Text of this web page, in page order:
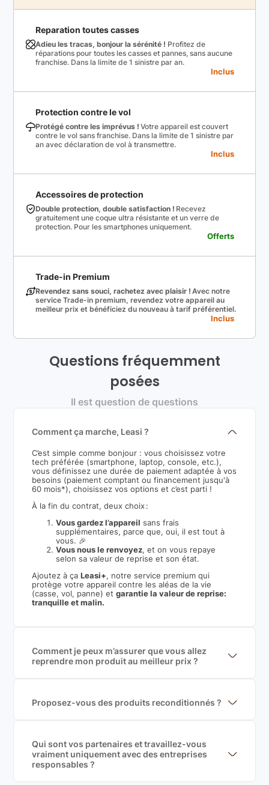
Reparation toutes casses
Adieu les tracas, bonjour la sérénité ! Profitez de
réparations pour toutes les casses et pannes, sans aucune
franchise. Dans la limite de 1 sinistre par an.
Inclus
Protection contre le vol
Protégé contre les imprévus ! Votre appareil est couvert
contre le vol sans franchise. Dans la limite de 1 sinistre par
an avec déclaration de vol à transmettre.
Inclus
Accessoires de protection
Double protection, double satisfaction ! Recevez
gratuitement une coque ultra résistante et un verre de
protection. Pour les smartphones uniquement.
Offerts
Trade-in Premium
Revendez sans souci, rachetez avec plaisir ! Avec notre
service Trade-in premium, revendez votre appareil au
meilleur prix et bénéficiez du nouveau à tarif préférentiel.
Inclus
Questions fréquemment
posées
Il est question de questions
Comment ça marche, Leasi ?
C’est simple comme bonjour : vous choisissez votre
tech préférée (smartphone, laptop, console, etc.),
vous définissez une durée de paiement adaptée à vos
besoins (paiement comptant ou financement jusqu'à
60 mois*), choisissez vos options et c’est parti !
À la fin du contrat, deux choix :
Vous gardez l’appareil sans frais
supplémentaires, parce que, oui, il est tout à
vous. 🎉
Vous nous le renvoyez, et on vous repaye
selon sa valeur de reprise et son état.
Ajoutez à çaLeasi+, notre service premium qui
protège votre appareil contre les aléas de la vie
(casse, vol, panne) etgarantie la valeur de reprise:
tranquille et malin.
Comment je peux m’assurer que vous allez
reprendre mon produit au meilleur prix ?
garantir le meilleur prix de rachat. De plus, nous
sommes rémunéré à la commission sur la valeur de
Proposez-vous des produits reconditionnés ?
produits officiels de grandes marques et du
reconditionné de haute qualité
Qui sont vos partenaires et travaillez-vous
vraiment uniquement avec des entreprises
responsables ?